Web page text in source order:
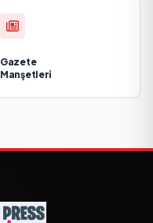
Gazete
Manşetleri